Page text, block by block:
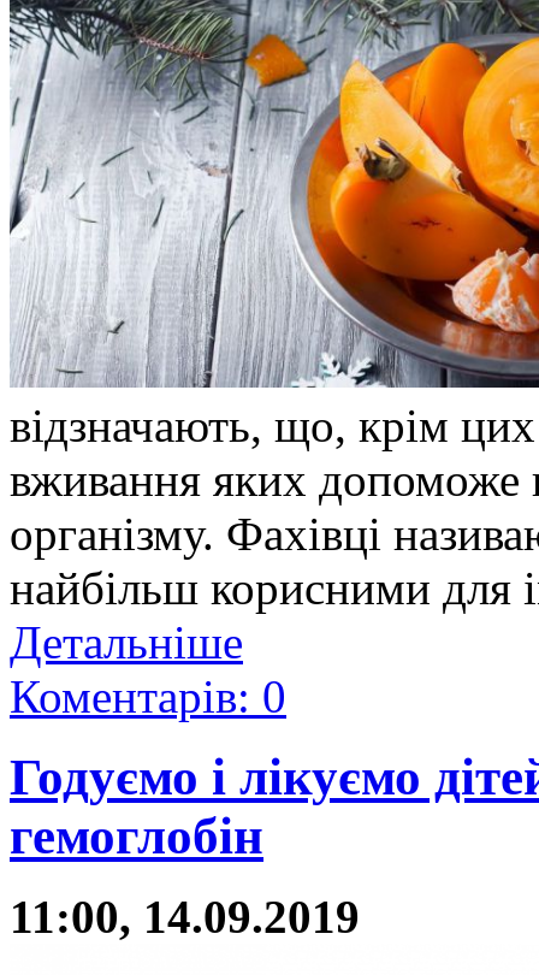
відзначають, що, крім
вживання яких допоможе
організму. Фахівці
найбільш корисними для
Детальніше
Коментарів: 0
Годуємо і лікуємо
гемоглобін
11:00, 14.09.2019